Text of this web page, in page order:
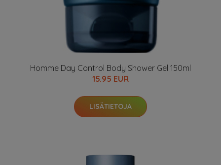
Homme Day Control Body Shower Gel 150ml
15.95 EUR
LISÄTIETOJA